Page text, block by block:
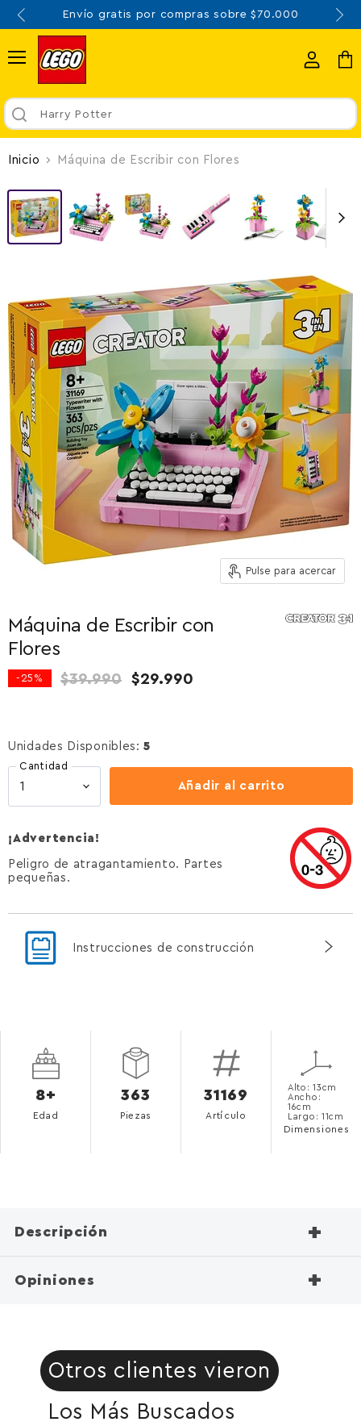
Envío gratis por compras sobre $70.000
Menú
Harry Potter
Inicio Máquina de Escribir con Flores
Pulse para acercar
Máquina de Escribir con
Flores
- 25 % Precio original
$39.990 Precio actual
$29.990
Unidades Disponibles:5
Cantidad
Añadir al carrito
¡Advertencia!
Peligro de atragantamiento. Partes
pequeñas.
Instrucciones de construcción
8+
Edad
363
Piezas
31169
Artículo
Alto: 13cm
Ancho:
16cm
Largo: 11cm
Dimensiones
Descripción +
Opiniones +
Otros clientes vieron
Los Más Buscados